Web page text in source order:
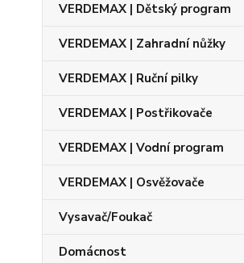
VERDEMAX | Dětský program
VERDEMAX | Zahradní nůžky
VERDEMAX | Ruční pilky
VERDEMAX | Postřikovače
VERDEMAX | Vodní program
VERDEMAX | Osvěžovače
Vysavač/Foukač
Domácnost